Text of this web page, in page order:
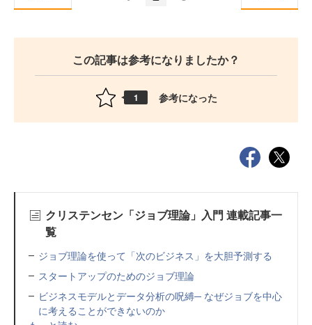
この記事は参考になりましたか？
1 参考になった
クリステンセン「ジョブ理論」入門 連載記事一
覧
ジョブ理論を使って「次のビジネス」を大胆予測する
スタートアップのためのジョブ理論
ビジネスモデルとデータ分析の呪縛─ なぜジョブを中心
に考えることができないのか